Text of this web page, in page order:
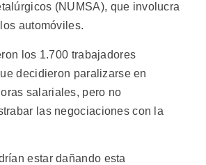
(NUMSA), que involucra
automóviles.
los 1.700 trabajadores
decidieron paralizarse en
salariales, pero no
las negociaciones con la
estar dañando esta